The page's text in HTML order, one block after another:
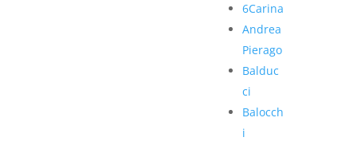
6Carina
Andrea
Pierago
Balduc
ci
Balocch
i